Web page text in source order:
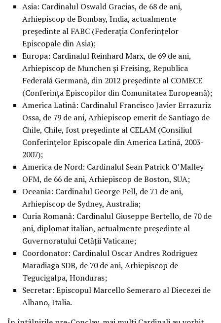
Asia: Cardinalul Oswald Gracias, de 68 de ani,
Arhiepiscop de Bombay, India, actualmente
preşedinte al FABC (Federaţia Conferinţelor
Episcopale din Asia);
Europa: Cardinalul Reinhard Marx, de 69 de ani,
Arhiepiscop de Munchen şi Freising, Republica
Federală Germană, din 2012 preşedinte al COMECE
(Conferinţa Episcopilor din Comunitatea Europeană);
America Latină: Cardinalul Francisco Javier Errazuriz
Ossa, de 79 de ani, Arhiepiscop emerit de Santiago de
Chile, Chile, fost preşedinte al CELAM (Consiliul
Conferinţelor Episcopale din America Latină, 2003-
2007);
America de Nord: Cardinalul Sean Patrick O’Malley
OFM, de 66 de ani, Arhiepiscop de Boston, SUA;
Oceania: Cardinalul George Pell, de 71 de ani,
Arhiepiscop de Sydney, Australia;
Curia Romană: Cardinalul Giuseppe Bertello, de 70 de
ani, diplomat italian, actualmente preşedinte al
Guvernoratului Cetăţii Vaticane;
Coordonator: Cardinalul Oscar Andres Rodriguez
Maradiaga SDB, de 70 de ani, Arhiepiscop de
Tegucigalpa, Honduras;
Secretar: Episcopul Marcello Semeraro al Diecezei de
Albano, Italia.